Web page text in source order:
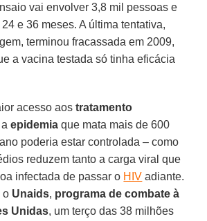
vai envolver 3,8 mil pessoas e
e 36 meses. A última tentativa,
terminou fracassada em 2009,
a vacina testada só tinha eficácia
acesso aostratamento
aepidemia que mata mais de 600
poderia estar controlada – como
reduzem tanto a carga viral que
infectada de passar o HIV adiante.
o Unaids, programa de combate à
Unidas, um terço das 38 milhões